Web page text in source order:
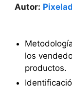
Autor:
los
productos.